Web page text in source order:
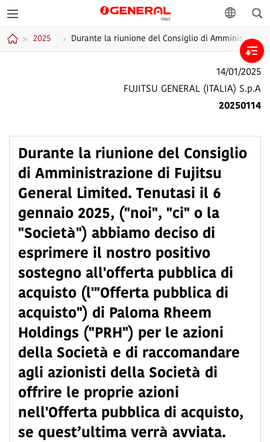
GENERAL Italia
2025 Durante la riunione del Consiglio di
14/01/2025
FUJITSU GENERAL (ITALIA) S.p.A
20250114
Durante la riunione del Consiglio
di Amministrazione di Fujitsu
General Limited. Tenutasi il 6
gennaio 2025, ("noi", "ci" o la
"Società") abbiamo deciso di
esprimere il nostro positivo
sostegno all'offerta pubblica di
acquisto (l'"Offerta pubblica di
acquisto") di Paloma Rheem
Holdings ("PRH") per le azioni
della Società e di raccomandare
agli azionisti della Società di
offrire le proprie azioni
nell'Offerta pubblica di acquisto,
se quest’ultima verrà avviata.